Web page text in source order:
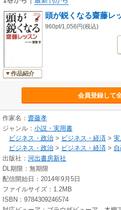
作品紹介
頭が鋭くなる齋藤レ
960pt/1,056円(税込)
会員登録して
作家名： 齋藤孝
ジャンル： 小説・実用書
ビジネス・政治 > ビジネス・経済 > 実
ビジネス・政治 > ビジネス・経済 >
出版社： 河出書房新社
DL期限：無期限
配信開始日：2014年9月5日
ファイルサイズ：1.2MB
ISBN：9784309246574